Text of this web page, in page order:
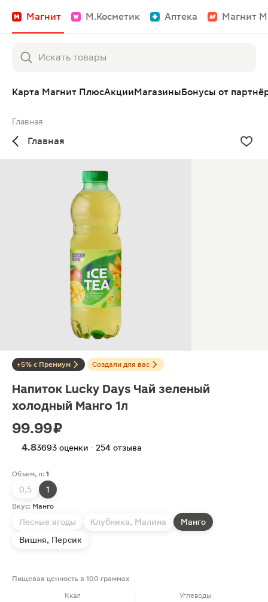
Магнит М.Косметик Аптека Магнит
Карта Магнит ПлюсАкцииМагазиныБонусы от
Главная
Главная
+5% с Премиум Создали для вас
Напиток Lucky Days Чай зеленый
холодный Манго 1л
99.99 ₽
4.83693 оценки · 254 отзыва
Объем, л: 1
0,5 1
Вкус: Манго
Лесные ягоды Клубника, Малина
Манго
Вишня, Персик
Пищевая ценность в 100 граммах
Ккал
Углеводы